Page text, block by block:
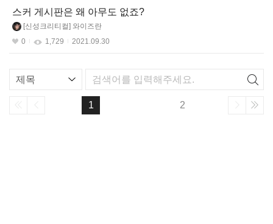
스커 게시판은 왜 아무도 없죠?
신성크리티컬
와이즈란
0
1,729 2021.09.30
스
1 2